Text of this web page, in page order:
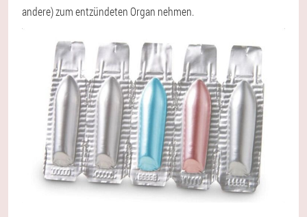
andere) zum entzündeten Organ nehmen.